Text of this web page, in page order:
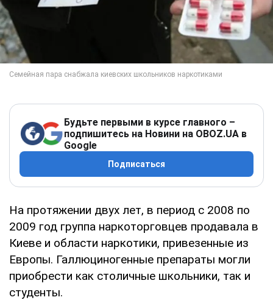
Будьте первыми в курсе главного –
подпишитесь на Новини на OBOZ.UA в
Google
Подписаться
На протяжении двух лет, в период с 2008 по
2009 год группа наркоторговцев продавала в
Киеве и области наркотики, привезенные из
Европы. Галлюциногенные препараты могли
приобрести как столичные школьники, так и
студенты.